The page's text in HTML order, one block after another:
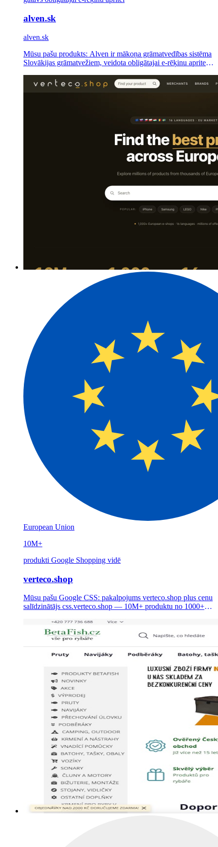
alven.sk
alven.sk
Mūsu pašu produkts: Alven ir mākoņa grāmatvedības sistēma
Slovākijas grāmatvežiem, veidota obligātajai e-rēķinu apritei
gatavs Peppol, API-first.
European Union
10M+
produkti Google Shopping vidē
verteco.shop
Mūsu pašu Google CSS: pakalpojums verteco.shop plus cenu
salīdzinātājs css.verteco.shop — 10M+ produktu no 1000+
20% zemāku CPC tirgotājiem.